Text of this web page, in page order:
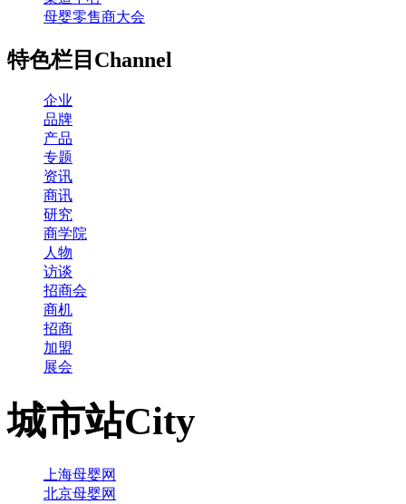
母婴零售商大会
特色栏目 Channel
企业
品牌
产品
专题
资讯
商讯
研究
商学院
人物
访谈
招商会
商机
招商
加盟
展会
城市站City
上海母婴网
北京母婴网